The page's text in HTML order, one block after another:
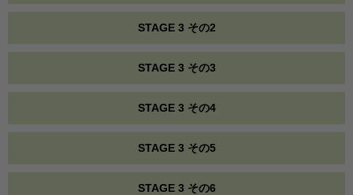
STAGE 3 その2
STAGE 3 その3
STAGE 3 その4
STAGE 3 その5
STAGE 3 その6